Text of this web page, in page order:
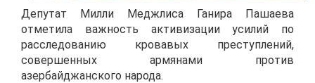
Депутат Милли Меджлиса Ганира Пашаева
отметила важность активизации усилий по
расследованию кровавых преступлений,
совершенных армянами против
азербайджанского народа.